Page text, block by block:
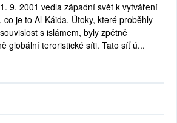
9. 2001 vedla západní svět k vytváření
je to Al-Káida. Útoky, které proběhly
s islámem, byly zpětně
globální teroristické síti. Tato síť ú...